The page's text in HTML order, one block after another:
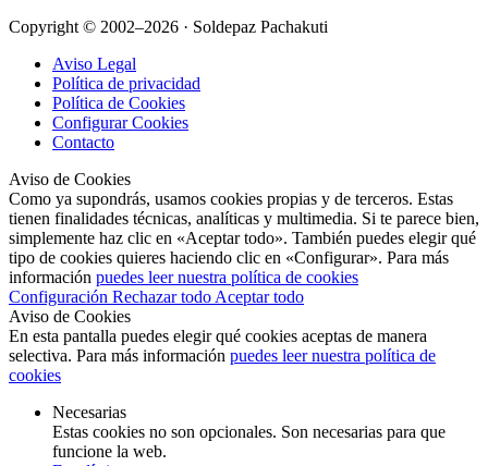
Copyright © 2002–2026 · Soldepaz Pachakuti
Aviso Legal
Política de privacidad
Política de Cookies
Configurar Cookies
Contacto
Aviso de Cookies
Como ya supondrás, usamos cookies propias y de terceros. Estas
tienen finalidades técnicas, analíticas y multimedia. Si te parece bien,
simplemente haz clic en «Aceptar todo». También puedes elegir qué
tipo de cookies quieres haciendo clic en «Configurar». Para más
información puedes leer nuestra política de cookies
Configuración Rechazar todo Aceptar todo
Aviso de Cookies
En esta pantalla puedes elegir qué cookies aceptas de manera
selectiva. Para más información puedes leer nuestra política de
cookies
Necesarias
Estas cookies no son opcionales. Son necesarias para que
funcione la web.